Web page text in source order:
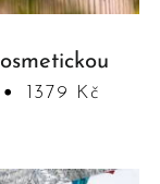
1379 Kč